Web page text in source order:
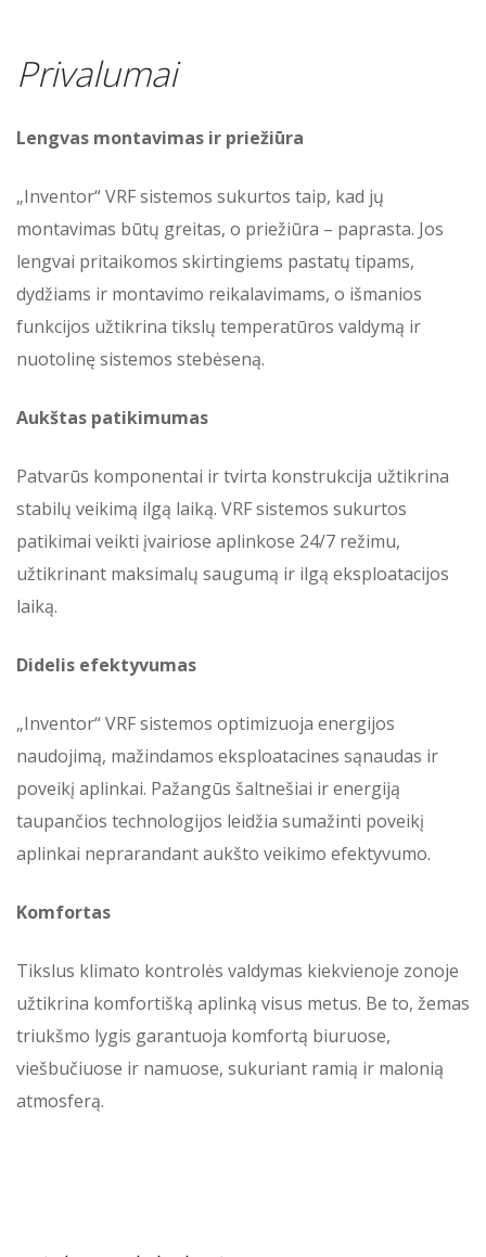
Privalumai
Lengvas montavimas ir priežiūra
„Inventor“ VRF sistemos sukurtos taip, kad jų
montavimas būtų greitas, o priežiūra – paprasta. Jos
lengvai pritaikomos skirtingiems pastatų tipams,
dydžiams ir montavimo reikalavimams, o išmanios
funkcijos užtikrina tikslų temperatūros valdymą ir
nuotolinę sistemos stebėseną.
Aukštas patikimumas
Patvarūs komponentai ir tvirta konstrukcija užtikrina
stabilų veikimą ilgą laiką. VRF sistemos sukurtos
patikimai veikti įvairiose aplinkose 24/7 režimu,
užtikrinant maksimalų saugumą ir ilgą eksploatacijos
laiką.
Didelis efektyvumas
„Inventor“ VRF sistemos optimizuoja energijos
naudojimą, mažindamos eksploatacines sąnaudas ir
poveikį aplinkai. Pažangūs šaltnešiai ir energiją
taupančios technologijos leidžia sumažinti poveikį
aplinkai neprarandant aukšto veikimo efektyvumo.
Komfortas
Tikslus klimato kontrolės valdymas kiekvienoje zonoje
užtikrina komfortišką aplinką visus metus. Be to, žemas
triukšmo lygis garantuoja komfortą biuruose,
viešbučiuose ir namuose, sukuriant ramią ir malonią
atmosferą.